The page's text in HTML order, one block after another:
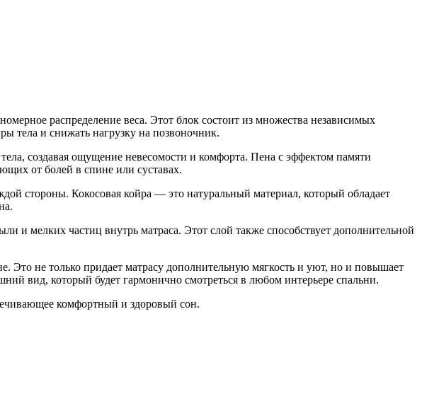
распределение веса. Этот блок состоит из множества независимых
тела и снижать нагрузку на позвоночник.
создавая ощущение невесомости и комфорта. Пена с эффектом памяти
от болей в спине или суставах.
стороны. Кокосовая койра — это натуральный материал, который обладает
мелких частиц внутрь матраса. Этот слой также способствует дополнительной
Это не только придает матрасу дополнительную мягкость и уют, но и повышает
вид, который будет гармонично смотреться в любом интерьере спальни.
комфортный и здоровый сон.